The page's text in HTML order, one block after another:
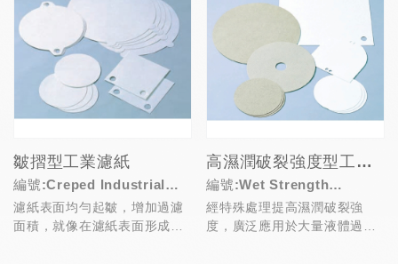
皺摺型工業濾紙
編號:Creped Industrial
Filter Papers
濾紙表面均勻起皺，增加過濾
面積，就像在濾紙表面形成一
高濕潤破裂強度型工業濾紙
編號:Wet Strength
Industrial Filter Papers
經特殊處理提高濕潤破裂強
度，廣泛應用於大量液體過濾